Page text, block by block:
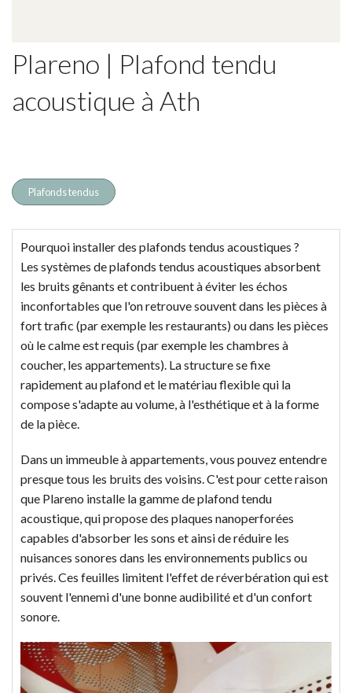
Plareno | Plafond tendu
acoustique à Ath
Plafonds tendus
Pourquoi installer des plafonds tendus acoustiques ?
Les systèmes de plafonds tendus acoustiques absorbent
les bruits gênants et contribuent à éviter les échos
inconfortables que l'on retrouve souvent dans les pièces à
fort trafic (par exemple les restaurants) ou dans les pièces
où le calme est requis (par exemple les chambres à
coucher, les appartements). La structure se fixe
rapidement au plafond et le matériau flexible qui la
compose s'adapte au volume, à l'esthétique et à la forme
de la pièce.
Dans un immeuble à appartements, vous pouvez entendre
presque tous les bruits des voisins. C'est pour cette raison
que Plareno installe la gamme de plafond tendu
acoustique, qui propose des plaques nanoperforées
capables d'absorber les sons et ainsi de réduire les
nuisances sonores dans les environnements publics ou
privés. Ces feuilles limitent l'effet de réverbération qui est
souvent l'ennemi d'une bonne audibilité et d'un confort
sonore.